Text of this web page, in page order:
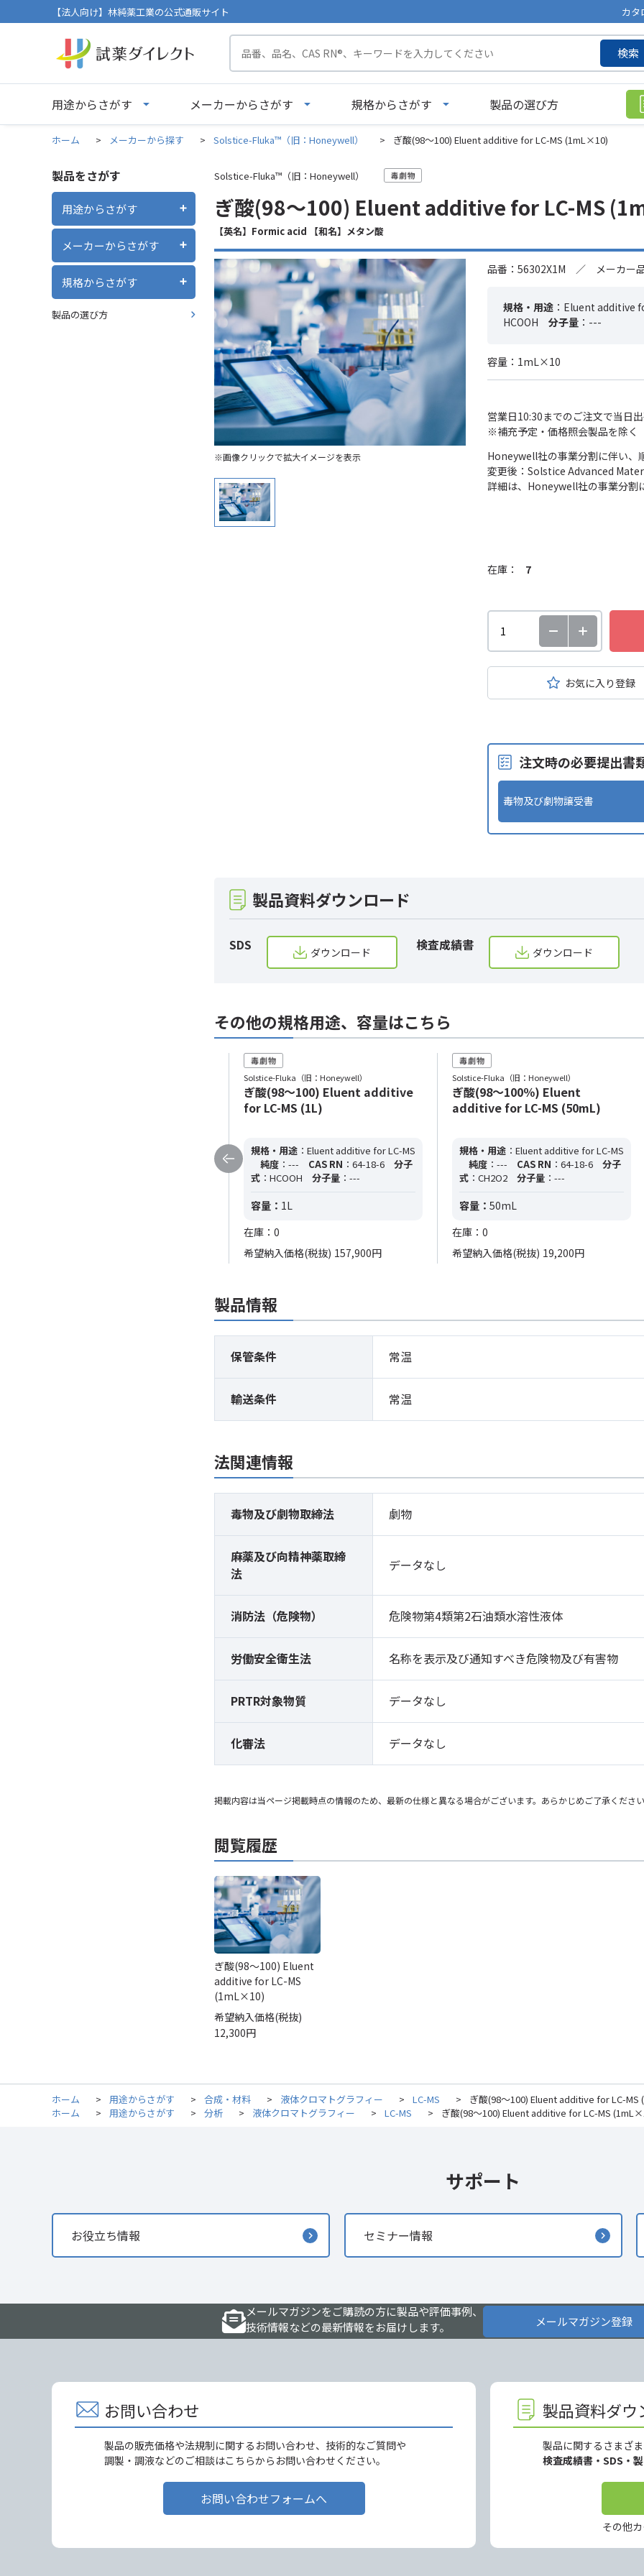
【法人向け】林純薬工業の公式通販サイト カタ
検索
用途からさがす メーカーからさがす 規格からさがす 製品の選び方
ホーム > メーカーから探す > Solstice-Fluka™（旧：Honeywell） > ぎ酸(98～100) Eluent additive for LC-MS (1mL×10)
製品をさがす
用途からさがす
メーカーからさがす
規格からさがす
製品の選び方
Solstice-Fluka™（旧：Honeywell）
ぎ酸(98～100) Eluent additive for LC-MS
【英名】Formic acid 【和名】メタン酸
※画像クリックで拡大イメージを表示
品番：56302X1M ／ メーカー
規格・用途 ：Eluent additive
HCOOH
分子量 ：---
容量：1mL×10
営業日10:30までのご注文で当日
※補充予定・価格照会製品を除く
Honeywell社の事業分割に伴い、
変更後：Solstice Advanced
詳細は、Honeywell社の事業分割
在庫： 7
お気に入り登録
注文時の必要提出書
毒物及び劇物譲受書
製品資料ダウンロード
SDS ダウンロード 検査成績書 ダウンロード
その他の規格用途、容量はこちら
Solstice-Fluka（旧：Honeywell）
ぎ酸(98～100) Eluent additive
for LC-MS (1L)
規格・用途 ：Eluent additive for LC-MS
純度 ：--- CAS RN ：64-18-6
分子
式 ：HCOOH 分子量 ：---
容量： 1L
在庫：0
希望納入価格(税抜) 157,900円
Solstice-Fluka（旧：Honeywell）
ぎ酸(98～100％) Eluent
additive for LC-MS (50mL)
規格・用途 ：Eluent additive for LC-MS
純度 ：--- CAS RN ：64-18-6
分子
式 ：CH2O2 分子量 ：---
容量： 50mL
在庫：0
希望納入価格(税抜) 19,200円
製品情報
保管条件 常温
輸送条件 常温
法関連情報
毒物及び劇物取締法 劇物
麻薬及び向精神薬取締
法
データなし
消防法（危険物） 危険物第4類第2石油類水溶性液体
労働安全衛生法 名称を表示及び通知すべき危険物及び有害物
PRTR対象物質 データなし
化審法 データなし
掲載内容は当ページ掲載時点の情報のため、最新の仕様と異なる場合がございます。あらかじめご了承くださ
閲覧履歴
ぎ酸(98～100) Eluent
additive for LC-MS
(1mL×10)
希望納入価格(税抜)
12,300円
ホーム > 用途からさがす > 合成・材料 > 液体クロマトグラフィー > LC-MS >
ぎ酸(98～100) Eluent additive for LC-
ホーム
> 用途からさがす > 分析 > 液体クロマトグラフィー > LC-MS > ぎ酸(98～100) Eluent additive for LC-MS
サポート
お役立ち情報 セミナー情報
メールマガジンをご購読の方に製品や評価事例、
技術情報などの最新情報をお届けします。
メールマガジン登録
お問い合わせ
製品の販売価格や法規制に関するお問い合わせ、技術的なご質問や
調製・調液などのご相談はこちらからお問い合わせください。
お問い合わせフォームへ
製品資料ダウ
製品に関するさまざ
検査成績書・SDS・
その他